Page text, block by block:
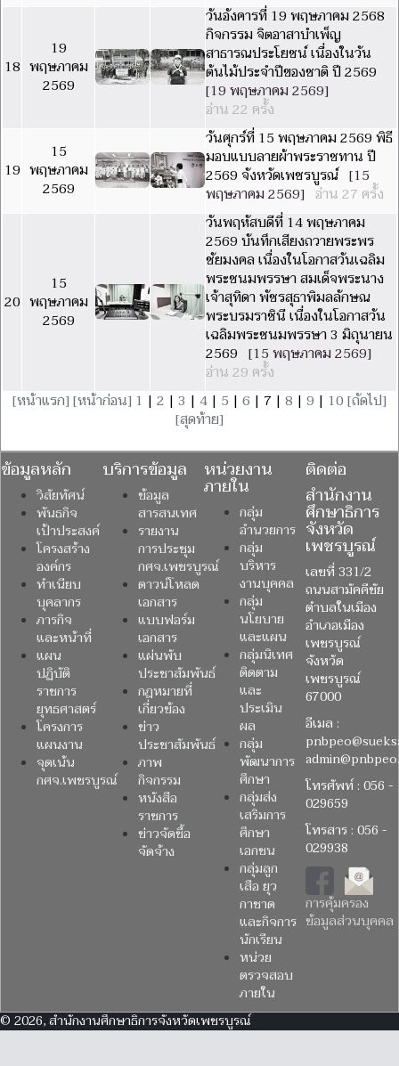
18
19
พฤษภาคม
2569
วันอังคารที่ 19 พฤษภาคม 2568
กิจกรรม จิตอาสาบำเพ็ญ
สาธารณประโยชน์ เนื่องในวัน
ต้นไม้ประจำปีของชาติ ปี 2569
[19 พฤษภาคม 2569]
อ่าน 22 ครั้ง
19
15
พฤษภาคม
2569
วันศุกร์ที่ 15 พฤษภาคม 2569 พิธี
มอบแบบลายผ้าพระราชทาน ปี
2569 จังหวัดเพชรบูรณ์ [15
พฤษภาคม 2569] อ่าน 27 ครั้ง
20
15
พฤษภาคม
2569
วันพฤหัสบดีที่ 14 พฤษภาคม
2569 บันทึกเสียงถวายพระพร
ชัยมงคล เนื่องในโอกาสวันเฉลิม
พระชนมพรรษา สมเด็จพระนาง
เจ้าสุทิดา พัชรสุธาพิมลลักษณ
พระบรมราชินี เนื่องในโอกาสวัน
เฉลิมพระชนมพรรษา 3 มิถุนายน
2569 [15 พฤษภาคม 2569]
อ่าน 29 ครั้ง
[หน้าแรก][หน้าก่อน] 1 | 2 | 3 | 4 | 5 | 6 | 7 | 8 | 9 | 10[ถัดไป]
[สุดท้าย]
ข้อมูลหลัก
วิสัยทัศน์
พันธกิจ
เป้าประสงค์
โครงสร้าง
องค์กร
ทำเนียบ
บุคลากร
ภารกิจ
และหน้าที่
แผน
ปฏิบัติ
ราชการ
ยุทธศาสตร์
โครงการ
แผนงาน
จุดเน้น
กศจ.เพชรบูรณ์
บริการข้อมูล
ข้อมูล
สารสนเทศ
รายงาน
การประชุม
กศจ.เพชรบูรณ์
ดาวน์โหลด
เอกสาร
แบบฟอร์ม
เอกสาร
แผ่นพับ
ประชาสัมพันธ์
กฎหมายที่
เกี่ยวข้อง
ข่าว
ประชาสัมพันธ์
ภาพ
กิจกรรม
หนังสือ
ราชการ
ข่าวจัดซื้อ
จัดจ้าง
หน่วยงาน
ภายใน
กลุ่ม
อำนวยการ
กลุ่ม
บริหาร
งานบุคคล
กลุ่ม
นโยบาย
และแผน
กลุ่มนิเทศ
ติดตาม
และ
ประเมิน
ผล
กลุ่ม
พัฒนาการ
ศึกษา
กลุ่มส่ง
เสริมการ
ศึกษา
เอกชน
กลุ่มลูก
เสือ ยุว
กาชาด
และกิจการ
นักเรียน
หน่วย
ตรวจสอบ
ภายใน
ติดต่อ
สำนักงาน
ศึกษาธิการ
จังหวัด
เพชรบูรณ์
เลขที่ 331/2
ถนนสามัคคีชัย
ตำบลในเมือง
อำเภอเมือง
เพชรบูรณ์
จังหวัด
เพชรบูรณ์
67000
อีเมล :
โทรศัพท์ : 056 -
029659
โทรสาร : 056 -
029938
การคุ้มครอง
ข้อมูลส่วนบุคคล
© 2026, สำนักงานศึกษาธิการจังหวัดเพชรบูรณ์